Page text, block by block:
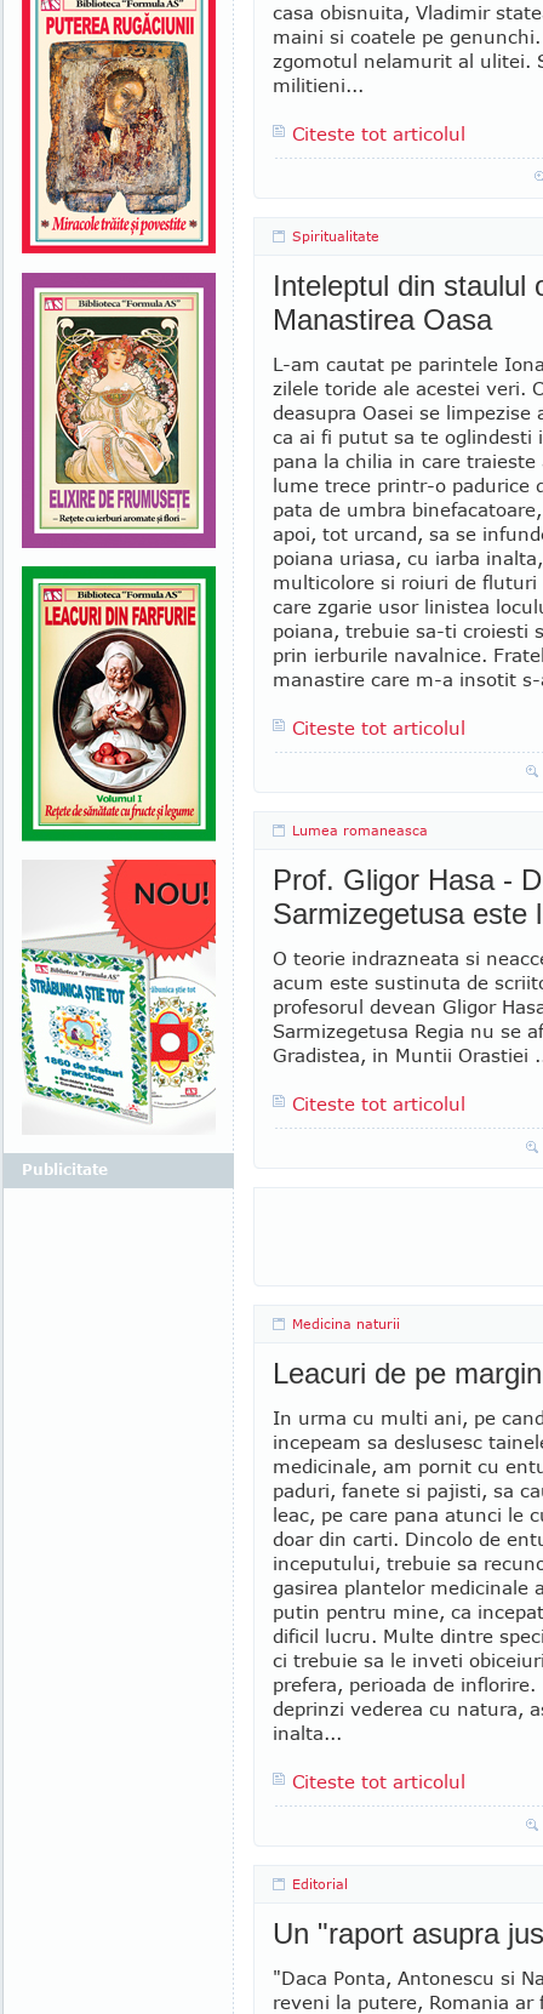
casa obisnuita, Vladimir
maini si coatele pe
zgomotul nelamurit al ulitei.
militieni...
Citeste tot articolul
Spiritualitate
Inteleptul din staulul
Manastirea Oasa
L-am cautat pe parintele
zilele toride ale acestei veri.
deasupra Oasei se limpezise
ca ai fi putut sa te oglindesti
pana la chilia in care traieste
lume trece printr-o padurice
pata de umbra
apoi, tot urcand, sa se
poiana uriasa, cu iarba
multicolore si roiuri de fluturi
care zgarie usor linistea
poiana, trebuie sa-ti croiesti
prin ierburile navalnice.
manastire care m-a insotit
Citeste tot articolul
Lumea romaneasca
Prof. Gligor Hasa -
Sarmizegetusa este
O teorie indrazneata si
acum este sustinuta de
profesorul devean Gligor
Sarmizegetusa Regia nu se
Gradistea, in Muntii Orastiei
Citeste tot articolul
Medicina naturii
Leacuri de pe
In urma cu multi ani, pe
incepeam sa deslusesc
medicinale, am pornit cu
paduri, fanete si pajisti, sa
leac, pe care pana atunci le
doar din carti. Dincolo de
inceputului, trebuie sa
gasirea plantelor medicinale
putin pentru mine, ca
dificil lucru. Multe dintre
ci trebuie sa le inveti
prefera, perioada de
deprinzi vederea cu natura,
inalta...
Citeste tot articolul
Editorial
Un "raport asupra
"Daca Ponta, Antonescu si
reveni la putere, Romania ar
Publicitate